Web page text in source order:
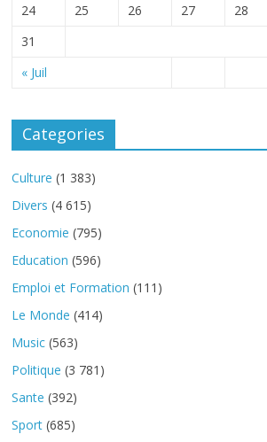
« Juil
24
25 26 27 28
31
Categories
Culture (1 383)
Divers (4 615)
Economie (795)
Education (596)
Emploi et Formation (111)
Le Monde (414)
Music (563)
Politique (3 781)
Sante (392)
Sport (685)